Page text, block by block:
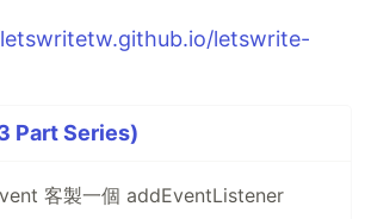
letswrite-
Part Series)
客製一個 addEventListener